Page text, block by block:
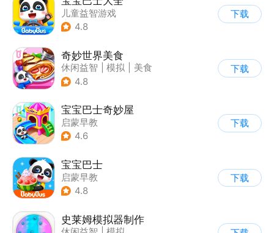
儿童益智游戏
| 启蒙早教
4.8
下载
奇妙世界美食
休闲益智 模拟
美食
| 宝宝巴士
4.8
下载
宝宝巴士奇妙屋
启蒙早教
| 儿童益智游戏
4.6
下载
宝宝巴士
启蒙早教
| 儿童益智游戏
4.8
下载
史莱姆模拟器制作